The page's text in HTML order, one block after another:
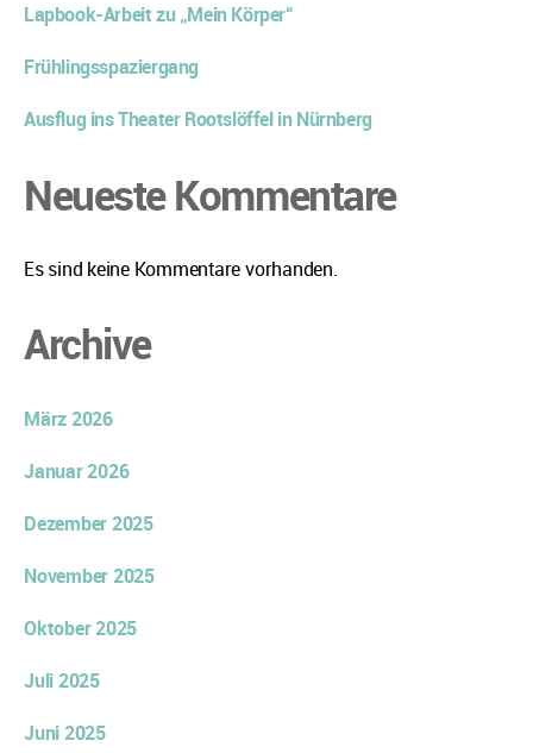
Lapbook-Arbeit zu „Mein Körper“
Frühlingsspaziergang
Ausflug ins Theater Rootslöffel in Nürnberg
Neueste Kommentare
Es sind keine Kommentare vorhanden.
Archive
März 2026
Januar 2026
Dezember 2025
November 2025
Oktober 2025
Juli 2025
Juni 2025